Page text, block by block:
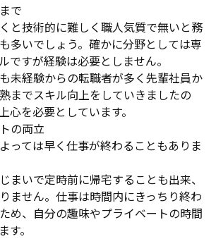
で
と技術的に難しく職人気質で無いと務
多いでしょう。確かに分野としては専
ですが経験は必要としません。
未経験からの転職者が多く先輩社員か
までスキル向上をしていきましたの
心を必要としています。
の両立
っては早く仕事が終わることもありま
まいで定時前に帰宅することも出来、
ません。仕事は時間内にきっちり終わ
め、自分の趣味やプライベートの時間
す。